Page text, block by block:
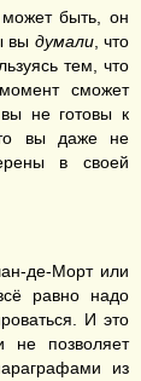
быть, он
вы думали, что
тем, что
сможет
не готовы к
вы даже не
в своей
де-Морт или
равно надо
И это
позволяет
из